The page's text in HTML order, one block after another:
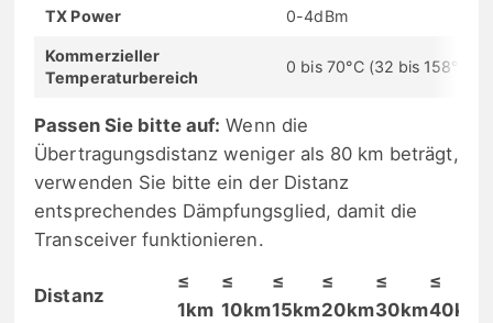
TX Power 0-4dBm
Kommerzieller
Temperaturbereich
0 bis 70°C (32 bis 158°F)
Passen Sie bitte auf: Wenn die
Übertragungsdistanz weniger als 80 km beträgt,
verwenden Sie bitte ein der Distanz
entsprechendes Dämpfungsglied, damit die
Transceiver funktionieren.
Distanz
≤
1km
≤
10km
≤
15km
≤
20km
≤
30km
≤
40km